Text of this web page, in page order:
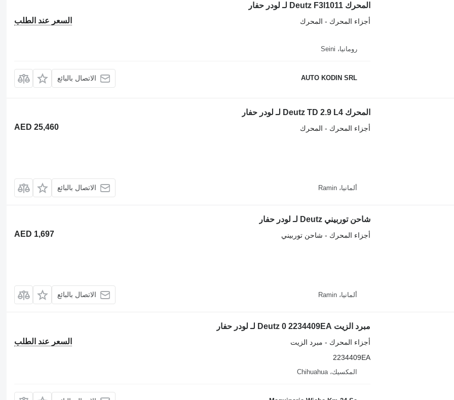
المحرك Deutz F3l1011 لـ لودر حفار
السعر عند الطلب
أجزاء المحرك - المحرك
رومانيا، Seini
AUTO KODIN SRL الاتصال بالبائع
المحرك Deutz TD 2.9 L4 لـ لودر حفار
AED 25,460
أجزاء المحرك - المحرك
ألمانيا، Ramin الاتصال بالبائع
شاحن توربيني Deutz لـ لودر حفار
AED 1,697
أجزاء المحرك - شاحن توربيني
ألمانيا، Ramin الاتصال بالبائع
مبرد الزيت Deutz 0 2234409EA لـ لودر حفار
السعر عند الطلب
أجزاء المحرك - مبرد الزيت
2234409EA
المكسيك، Chihuahua